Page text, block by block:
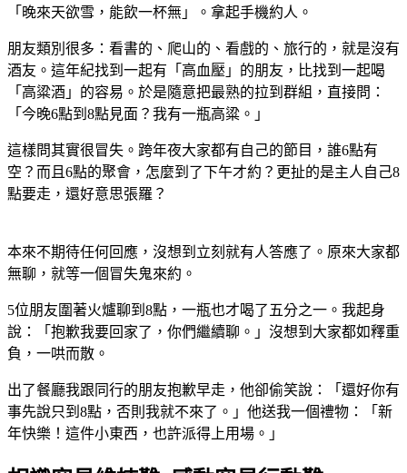
「晚來天欲雪，能飲一杯無」。拿起手機約人。
朋友類別很多：看書的、爬山的、看戲的、旅行的，就是沒有
酒友。這年紀找到一起有「高血壓」的朋友，比找到一起喝
「高粱酒」的容易。於是隨意把最熟的拉到群組，直接問：
「今晚6點到8點見面？我有一瓶高粱。」
這樣問其實很冒失。跨年夜大家都有自己的節目，誰6點有
空？而且6點的聚會，怎麼到了下午才約？更扯的是主人自己8
點要走，還好意思張羅？
本來不期待任何回應，沒想到立刻就有人答應了。原來大家都
無聊，就等一個冒失鬼來約。
5位朋友圍著火爐聊到8點，一瓶也才喝了五分之一。我起身
說：「抱歉我要回家了，你們繼續聊。」沒想到大家都如釋重
負，一哄而散。
出了餐廳我跟同行的朋友抱歉早走，他卻偷笑說：「還好你有
事先說只到8點，否則我就不來了。」他送我一個禮物：「新
年快樂！這件小東西，也許派得上用場。」